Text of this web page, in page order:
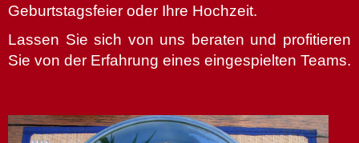
Geburtstagsfeier oder Ihre Hochzeit.
Lassen Sie sich von uns beraten und profitieren
Sie von der Erfahrung eines eingespielten Teams.